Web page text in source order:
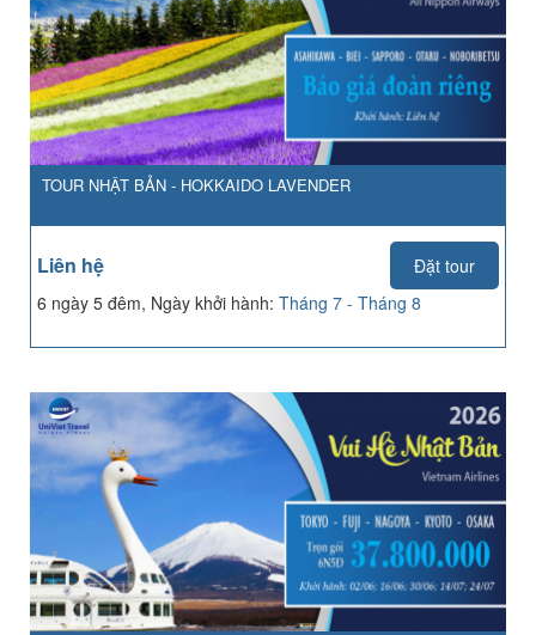
TOUR NHẬT BẢN - HOKKAIDO LAVENDER
Liên hệ
Đặt tour
6 ngày 5 đêm, Ngày khởi hành: Tháng 7 - Tháng 8